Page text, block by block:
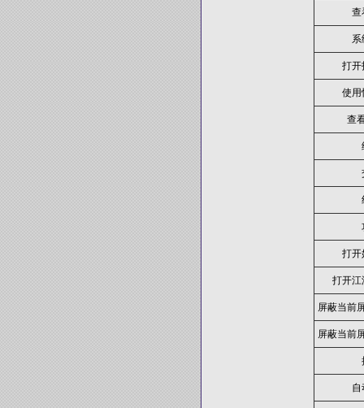
查
系
打开
使用
查
打开
打开江
屏蔽当前
屏蔽当前
自